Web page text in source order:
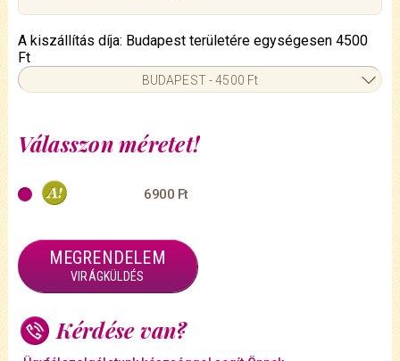
Válasszon méretet!
6900 Ft
MEGRENDELEM
VIRÁGKÜLDÉS
A kiszállítás díja: Budapest területére egységesen 4500
Ft
BUDAPEST - 4500 Ft
Kérdése van?